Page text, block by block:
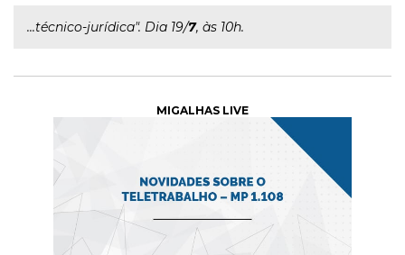
...técnico-jurídica". Dia 19/7, às 10h.
MIGALHAS LIVE